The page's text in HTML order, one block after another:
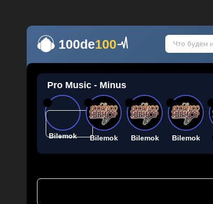
100de100
Pro Music - Minus
Bilemok Bilemok Bilemok Bilemok